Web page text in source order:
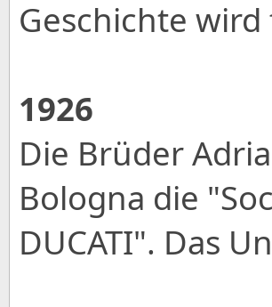
Geschichte
1926
Die Brüder
Bologna die
DUCATI". Das